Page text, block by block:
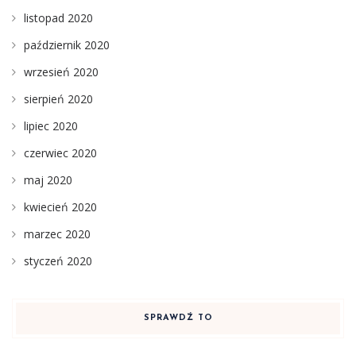
listopad 2020
październik 2020
wrzesień 2020
sierpień 2020
lipiec 2020
czerwiec 2020
maj 2020
kwiecień 2020
marzec 2020
styczeń 2020
SPRAWDŹ TO